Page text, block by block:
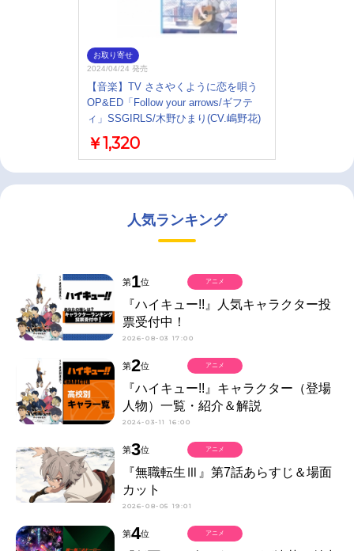
お取り寄せ
2024/04/24 発売
【音楽】TV ささやくように恋を唄う
OP&ED「Follow your arrows/ギフテ
ィ」SSGIRLS/木野ひまり(CV.嶋野花)
￥1,320
人気ランキング
第1位
『ハイキュー!!』人気キャラクター投
票受付中！
2026-08-03 17:00
アニメ
第2位
『ハイキュー!!』キャラクター（登場
人物）一覧・紹介＆解説
2024-03-11 16:00
アニメ
第3位
『無職転生Ⅲ』第7話あらすじ＆場面
カット
2026-08-05 19:01
アニメ
第4位 アニメ